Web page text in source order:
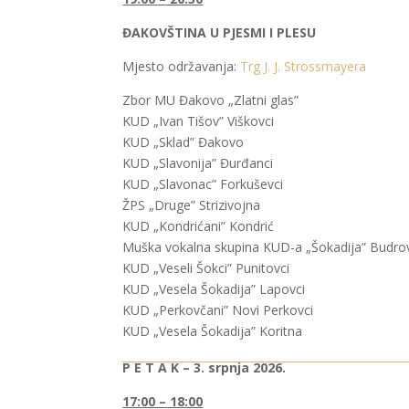
ĐAKOVŠTINA U PJESMI I PLESU
Mjesto održavanja: Trg J. J. Strossmayera
Zbor MU Đakovo „Zlatni glas”
KUD „Ivan Tišov” Viškovci
KUD „Sklad” Đakovo
KUD „Slavonija” Đurđanci
KUD „Slavonac” Forkuševci
ŽPS „Druge” Strizivojna
KUD „Kondrićani” Kondrić
Muška vokalna skupina KUD-a „Šokadija”
KUD „Veseli Šokci” Punitovci
KUD „Vesela Šokadija” Lapovci
KUD „Perkovčani” Novi Perkovci
KUD „Vesela Šokadija” Koritna
P E T A K – 3. srpnja 2026.
17:00 – 18:00